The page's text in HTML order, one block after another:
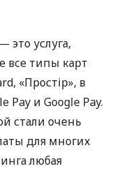
услуга,
все типы карт
«Простір», в
Pay и Google Pay.
стали очень
для многих
любая